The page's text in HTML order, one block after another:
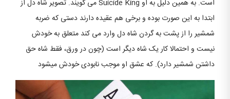
است. به همین دلیل به او Suicide King می گویند. تصویر شاه دل از
ابتدا به این صورت بوده و برخی هم عقیده دارند دستی که ضربه
شمشیر را از پشت به گردن شاه دل وارد می کند متعلق به خودش
نیست و احتمالا کار یک شاه دیگر است (چون در ورق، فقط شاه حق
داشتن شمشیر دارد). که عشق او موجب نابودی خودش میشود